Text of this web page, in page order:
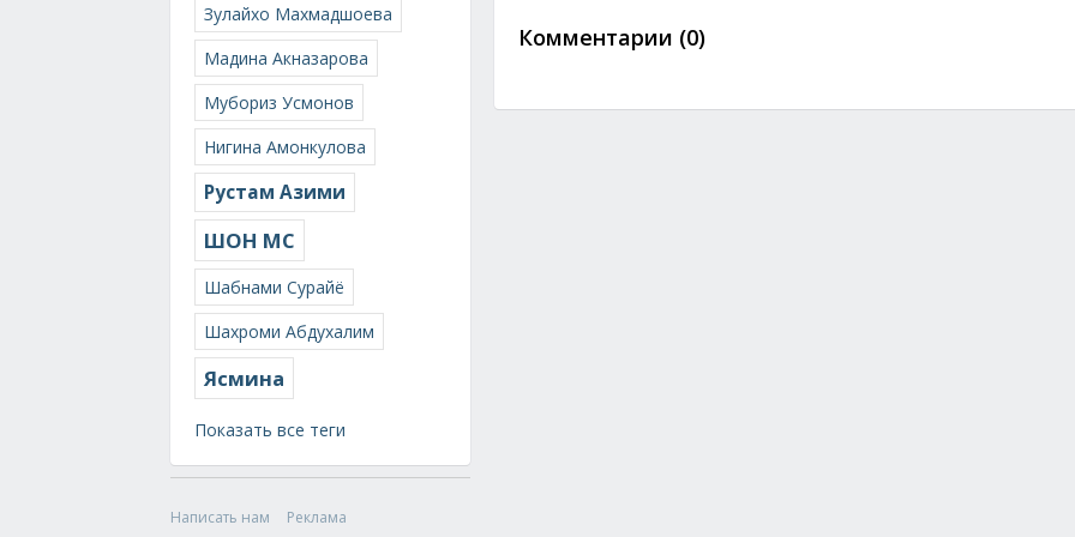
Зулайхо Махмадшоева
Мадина Акназарова
Мубориз Усмонов
Нигина Амонкулова
Рустам Азими
ШОН МС
Шабнами Сурайё
Шахроми Абдухалим
Ясмина
Показать все теги
Написать нам
Реклама
Комментарии (0)